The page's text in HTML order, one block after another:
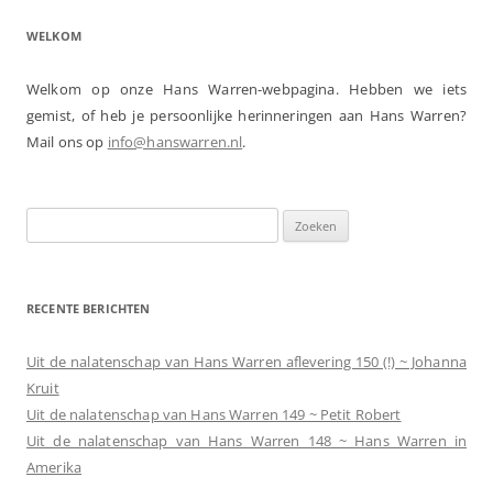
WELKOM
Welkom op onze Hans Warren-webpagina. Hebben we iets
gemist, of heb je persoonlijke herinneringen aan Hans Warren?
Mail ons op info@hanswarren.nl.
naar:
RECENTE BERICHTEN
Uit de nalatenschap van Hans Warren aflevering 150 (!) ~ Johanna
Kruit
Uit de nalatenschap van Hans Warren 149 ~ Petit Robert
Uit de nalatenschap van Hans Warren 148 ~ Hans Warren in
Amerika